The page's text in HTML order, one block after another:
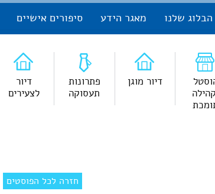
הבלוג שלנו מאגר הידע סיפורים אישיים
דיור מוגן
פתרונות
תעסוקה
דיור
לצעירים
חזרה לכל הפוסטים